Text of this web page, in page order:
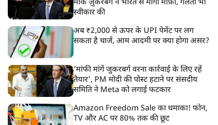
मार्क ज़ुकरबर्ग ने भारत से मांगी माफ़ी, गलती भी
स्वीकार की
अब ₹2,000 से ऊपर के UPI पेमेंट पर लग
सकता है चार्ज, आम आदमी पर क्या होगा असर?
‘मांफी मांगें जुकरबर्ग वरना कार्रवाई के लिए रहें
तैयार’, PM मोदी की पोस्ट हटाने पर संसदीय
समिति ने Meta को लगाई फटकार
Amazon Freedom Sale का धमाका! फोन,
TV और AC पर 80% तक की छूट